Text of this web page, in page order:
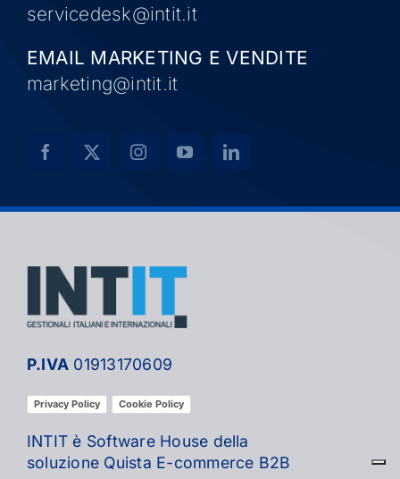
servicedesk@intit.it
EMAIL MARKETING E VENDITE
marketing@intit.it
P.IVA 01913170609
Privacy Policy Cookie Policy
INTIT è Software House della
soluzione Quista E-commerce B2B